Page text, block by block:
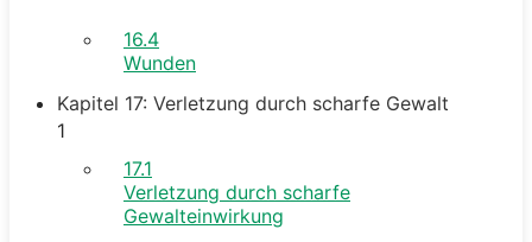
16.4
Wunden
Kapitel 17: Verletzung durch scharfe Gewalt
1
17.1
Verletzung durch scharfe
Gewalteinwirkung